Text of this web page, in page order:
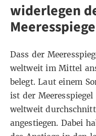
widerlegen
Dass der
weltweit im Mittel
belegt. Laut einem
ist der
weltweit
angestiegen. Dabei